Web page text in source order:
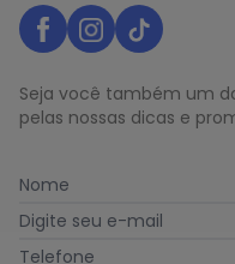
Seja você também um
pelas nossas dicas e
Nome
Digite seu e-mail
Telefone